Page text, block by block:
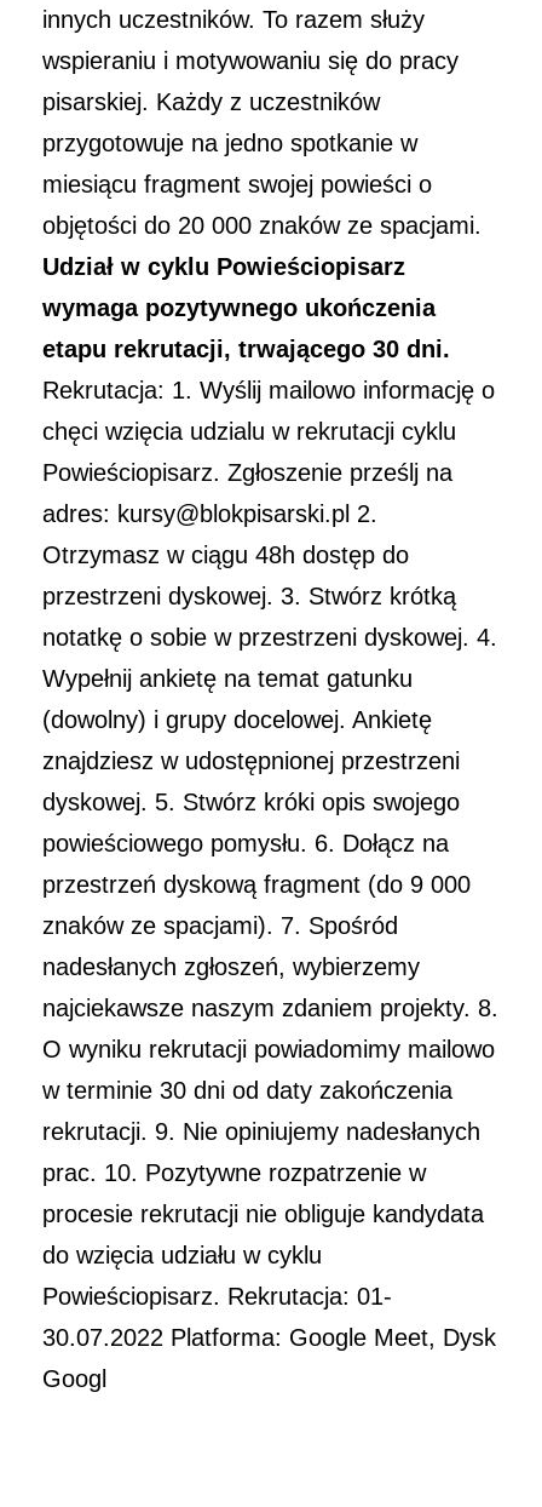
innych uczestników. To razem służy
wspieraniu i motywowaniu się do pracy
pisarskiej. Każdy z uczestników
przygotowuje na jedno spotkanie w
miesiącu fragment swojej powieści o
objętości do 20 000 znaków ze spacjami.
Udział w cyklu Powieściopisarz
wymaga pozytywnego ukończenia
etapu rekrutacji, trwającego 30 dni.
Rekrutacja: 1. Wyślij mailowo informację o
chęci wzięcia udzialu w rekrutacji cyklu
Powieściopisarz. Zgłoszenie prześlj na
adres: kursy@blokpisarski.pl 2.
Otrzymasz w ciągu 48h dostęp do
przestrzeni dyskowej. 3. Stwórz krótką
notatkę o sobie w przestrzeni dyskowej. 4.
Wypełnij ankietę na temat gatunku
(dowolny) i grupy docelowej. Ankietę
znajdziesz w udostępnionej przestrzeni
dyskowej. 5. Stwórz króki opis swojego
powieściowego pomysłu. 6. Dołącz na
przestrzeń dyskową fragment (do 9 000
znaków ze spacjami). 7. Spośród
nadesłanych zgłoszeń, wybierzemy
najciekawsze naszym zdaniem projekty. 8.
O wyniku rekrutacji powiadomimy mailowo
w terminie 30 dni od daty zakończenia
rekrutacji. 9. Nie opiniujemy nadesłanych
prac. 10. Pozytywne rozpatrzenie w
procesie rekrutacji nie obliguje kandydata
do wzięcia udziału w cyklu
Powieściopisarz. Rekrutacja: 01-
30.07.2022 Platforma: Google Meet, Dysk
Googl